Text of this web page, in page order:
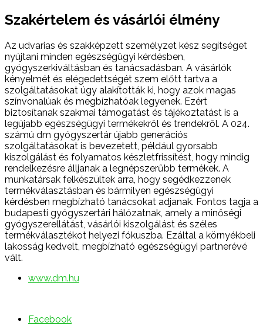
Szakértelem és vásárlói élmény
Az udvarias és szakképzett személyzet kész segítséget
nyújtani minden egészségügyi kérdésben,
gyógyszerkiváltásban és tanácsadásban. A vásárlók
kényelmét és elégedettségét szem előtt tartva a
szolgáltatásokat úgy alakították ki, hogy azok magas
színvonalúak és megbízhatóak legyenek. Ezért
biztosítanak szakmai támogatást és tájékoztatást is a
legújabb egészségügyi termékekről és trendekről. A 024.
számú dm gyógyszertár újabb generációs
szolgáltatásokat is bevezetett, például gyorsabb
kiszolgálást és folyamatos készletfrissítést, hogy mindig
rendelkezésre álljanak a legnépszerűbb termékek. A
munkatársak felkészültek arra, hogy segédkezzenek
termékválasztásban és bármilyen egészségügyi
kérdésben megbízható tanácsokat adjanak. Fontos tagja a
budapesti gyógyszertári hálózatnak, amely a minőségi
gyógyszerellátást, vásárlói kiszolgálást és széles
termékválasztékot helyezi fókuszba. Ezáltal a környékbeli
lakosság kedvelt, megbízható egészségügyi partnerévé
vált.
www.dm.hu
Facebook